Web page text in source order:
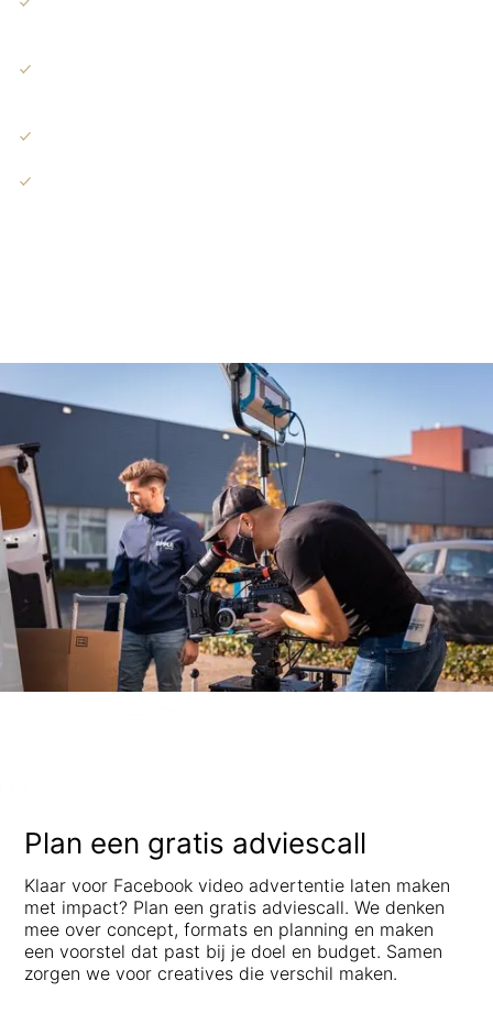
Plan een gratis adviescall
Klaar voor Facebook video advertentie laten maken
met impact? Plan een gratis adviescall. We denken
mee over concept, formats en planning en maken
een voorstel dat past bij je doel en budget. Samen
zorgen we voor creatives die verschil maken.